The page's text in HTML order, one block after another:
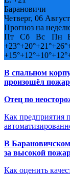
Барановичи
Четверг, 06 Август
Прогноз на
Пт
Сб Вс Пн
+23°+20°+21°+26°
+15°+12°+10°+12°
В спальном
произошёл пожар
Отец по
Как предприятия
В
за высокой
Как оценить